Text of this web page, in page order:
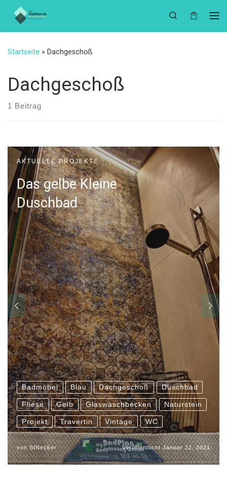
Zum Inhalt springen
Search
Startseite » Dachgeschoß
Dachgeschoß
1 Beitrag
AKTUELLE PROJEKTE
Das gelbe Kleine
Duschbad
Badmöbel Blau Dachgeschoß Duschbad
Fliese Gelb Glaswaschbecken Naturstein
Projekt Travertin Vintage WC
vonStNecker VeröffentlichtJanuar 22, 2021